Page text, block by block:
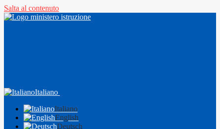
Salta al contenuto
Italiano
Italiano
English
Deutsch